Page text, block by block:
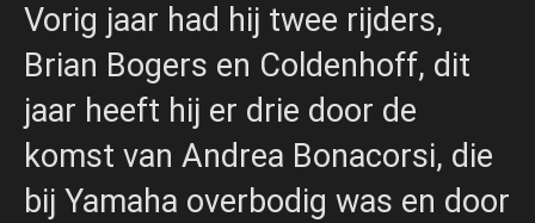
Vorig jaar had hij twee rijders,
Brian Bogers en Coldenhoff, dit
jaar heeft hij er drie door de
komst van Andrea Bonacorsi, die
bij Yamaha overbodig was en door